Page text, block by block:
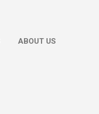
ABOUT US